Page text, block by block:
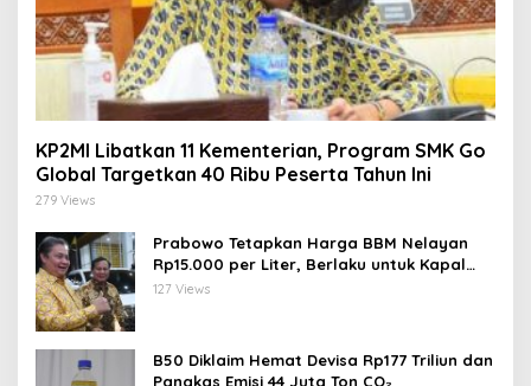
KP2MI Libatkan 11 Kementerian, Program SMK Go
Global Targetkan 40 Ribu Peserta Tahun Ini
279 Views
Prabowo Tetapkan Harga BBM Nelayan
Rp15.000 per Liter, Berlaku untuk Kapal
30-200 GT
127 Views
B50 Diklaim Hemat Devisa Rp177 Triliun dan
Pangkas Emisi 44 Juta Ton CO₂